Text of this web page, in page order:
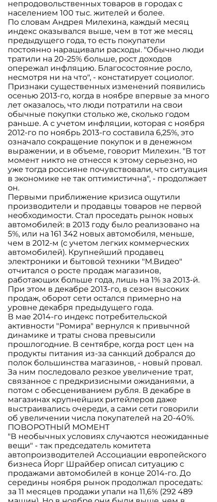
непродовольственных товаров в городах с
населением 100 тыс. жителей и более.
По словам Андрея Милехина, каждый месяц
индекс оказывался выше, чем в тот же месяц
предыдущего года, то есть покупатели
постоянно наращивали расходы. "Обычно люди
тратили на 20-25% больше, рост доходов
опережал инфляцию. Благосостояние росло,
несмотря ни на что", - констатирует социолог.
Признаки существенных изменений появились
осенью 2013-го, когда в ноябре впервые за много
лет оказалось, что люди потратили на свои
обычные покупки столько же, сколько годом
раньше. А с учетом инфляции, которая с ноября
2012-го по ноябрь 2013-го составила 6,25%, это
означало сокращение покупок и в денежном
выражении, и в объеме, говорит Милехин. "В тот
момент никто не отнесся к этому серьезно, но
уже тогда россияне почувствовали, что ситуация
в экономике не так оптимистична", - продолжает
он.
Первыми приближение кризиса ощутили
производители и продавцы товаров не первой
необходимости. Стал проседать рынок новых
автомобилей: в 2013 году было реализовано на
5%, или на 161 342 новых автомобиля, меньше,
чем в 2012-м (с учетом легких коммерческих
автомобилей). Крупнейший продавец
электроники и бытовой техники "М.Видео"
отчитался о росте продаж магазинов,
работающих больше года, лишь на 1% за 2013-й.
При этом в декабре 2013-го, в сезон высоких
продаж, оборот сети остался примерно на
уровне декабря предыдущего года.
В мае 2014-го индекс потребительской
активности "Ромира" вернулся к привычной
динамике и траты снова превысили
прошлогодние. В сентябре, когда рост цен на
продукты питания из-за санкций добрался до
полок большинства магазинов, - новый провал.
За ним последовало резкое увеличение трат,
связанное с предкризисными ожиданиями, а
потом с обесцениванием рубля. В декабре в
магазинах крупнейших ритейлеров даже
выстраивались очереди, а сами сети говорили
об увеличении числа покупателей на 20-40%.
ПОВОРОТНЫЙ МОМЕНТ
"В необычных условиях случаются неожиданные
вещи" - так председатель комитета
автопроизводителей Ассоциации европейского
бизнеса Йорг Шрайбер описал ситуацию с
продажами автомобилей в конце 2014-го. До
середины ноября рынок продолжал проседать:
за 11 месяцев продажи упали на 11,6% (292 489